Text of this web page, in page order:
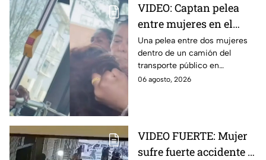
VIDEO: Captan pelea
entre mujeres en el
transporte público; así
se desgreñaron en
Monterrey
Una pelea entre dos mujeres
dentro de un camión del
transporte público en
Monterrey, Nuevo León, quedó
06 agosto, 2026
VIDEO FUERTE: Mujer
sufre fuerte accidente a